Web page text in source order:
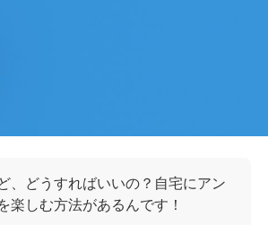
、どうすればいいの？自宅にアン
楽しむ方法があるんです！